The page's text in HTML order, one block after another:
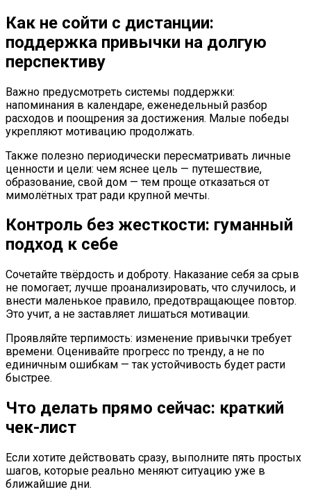
Как не сойти с дистанции:
поддержка привычки на долгую
перспективу
Важно предусмотреть системы поддержки:
напоминания в календаре, еженедельный разбор
расходов и поощрения за достижения. Малые победы
укрепляют мотивацию продолжать.
Также полезно периодически пересматривать личные
ценности и цели: чем яснее цель — путешествие,
образование, свой дом — тем проще отказаться от
мимолётных трат ради крупной мечты.
Контроль без жесткости: гуманный
подход к себе
Сочетайте твёрдость и доброту. Наказание себя за срыв
не помогает; лучше проанализировать, что случилось, и
внести маленькое правило, предотвращающее повтор.
Это учит, а не заставляет лишаться мотивации.
Проявляйте терпимость: изменение привычки требует
времени. Оценивайте прогресс по тренду, а не по
единичным ошибкам — так устойчивость будет расти
быстрее.
Что делать прямо сейчас: краткий
чек-лист
Если хотите действовать сразу, выполните пять простых
шагов, которые реально меняют ситуацию уже в
ближайшие дни.